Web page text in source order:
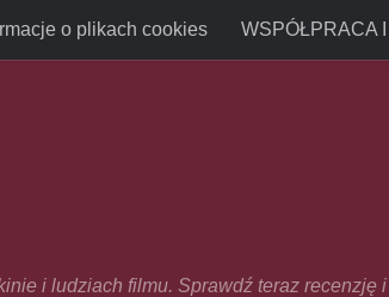
o plikach cookies WSPÓŁPRACA
i ludziach filmu. Sprawdź teraz